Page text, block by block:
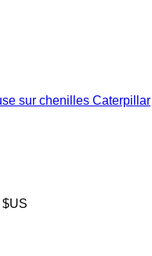
sur chenilles Caterpillar
$US